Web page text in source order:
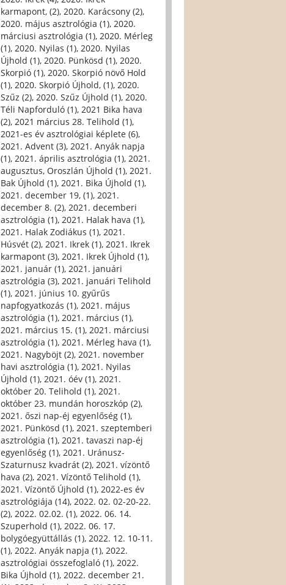
karmapont, (2), 2020. Karácsony (2),
2020. május asztrológia (1), 2020.
márciusi asztrológia (1), 2020. Mérleg
(1), 2020. Nyilas (1), 2020. Nyilas
Újhold (1), 2020. Pünkösd (1), 2020.
Skorpió (1), 2020. Skorpió növő Hold
(1), 2020. Skorpió Újhold, (1), 2020.
Szűz (2), 2020. Szűz Újhold (1), 2020.
Téli Napforduló (1), 2021 Bika hava
(2), 2021 március 28. Telihold (1),
2021-es év asztrológiai képlete (6),
2021. Advent (3), 2021. Anyák napja
(1), 2021. április asztrológia (1), 2021.
augusztus, Oroszlán Újhold (1), 2021.
Bak Újhold (1), 2021. Bika Újhold (1),
2021. december 19, (1), 2021.
december 8. (2), 2021. decemberi
asztrológia (1), 2021. Halak hava (1),
2021. Halak Zodiákus (1), 2021.
Húsvét (2), 2021. Ikrek (1), 2021. Ikrek
karmapont (3), 2021. Ikrek Újhold (1),
2021. január (1), 2021. januári
asztrológia (3), 2021. januári Telihold
(1), 2021. június 10. gyűrűs
napfogyatkozás (1), 2021. május
asztrológia (1), 2021. március (1),
2021. március 15. (1), 2021. márciusi
asztrológia (1), 2021. Mérleg hava (1),
2021. Nagyböjt (2), 2021. november
havi asztrológia (1), 2021. Nyilas
Újhold (1), 2021. óév (1), 2021.
október 20. Telihold (1), 2021.
október 23. mundán horoszkóp (2),
2021. őszi nap-éj egyenlőség (1),
2021. Pünkösd (1), 2021. szeptemberi
asztrológia (1), 2021. tavaszi nap-éj
egyenlőség (1), 2021. Uránusz-
Szaturnusz kvadrát (2), 2021. vízöntő
hava (2), 2021. Vízöntő Telihold (1),
2021. Vízöntő Újhold (1), 2022-es év
asztrológiája (14), 2022. 02. 02-20-22.
(2), 2022. 02.02. (1), 2022. 06. 14.
Szuperhold (1), 2022. 06. 17.
bolygóegyüttállás (1), 2022. 12. 10-11.
(1), 2022. Anyák napja (1), 2022.
asztrológiai összefoglaló (1), 2022.
Bika Újhold (1), 2022. december 21.